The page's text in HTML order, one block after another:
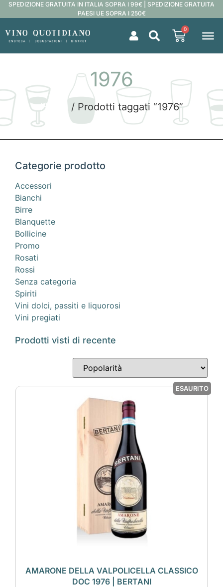
SPEDIZIONE GRATUITA IN ITALIA SOPRA I 99€ | SPEDIZIONE GRATUITA
PAESI UE SOPRA I 250€
0
1976
Home / Prodotti taggati “1976”
Categorie prodotto
Accessori
Bianchi
Birre
Blanquette
Bollicine
Promo
Rosati
Rossi
Senza categoria
Spiriti
Vini dolci, passiti e liquorosi
Vini pregiati
Prodotti visti di recente
ESAURITO
AMARONE DELLA VALPOLICELLA CLASSICO
DOC 1976 | BERTANI